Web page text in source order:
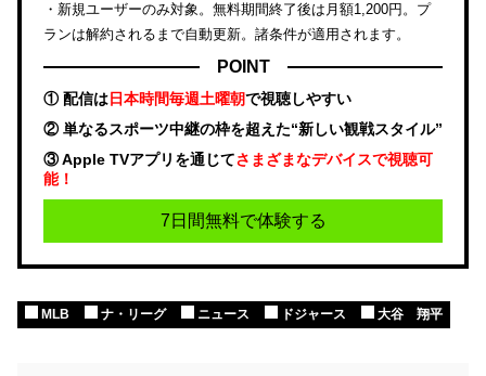
・新規ユーザーのみ対象。無料期間終了後は月額1,200円。プ
ランは解約されるまで自動更新。諸条件が適用されます。
POINT
① 配信は日本時間毎週土曜朝で視聴しやすい
② 単なるスポーツ中継の枠を超えた“新しい観戦スタイル”
③ Apple TVアプリを通じてさまざまなデバイスで視聴可
能！
7日間無料で体験する
MLB ナ・リーグ ニュース ドジャース 大谷 翔平